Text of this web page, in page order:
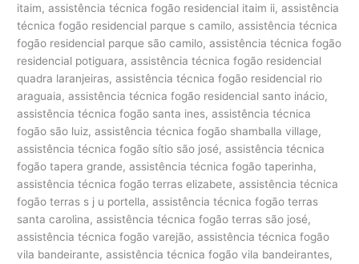
itaim, assistência técnica fogão residencial itaim ii, assistência
técnica fogão residencial parque s camilo, assistência técnica
fogão residencial parque são camilo, assistência técnica fogão
residencial potiguara, assistência técnica fogão residencial
quadra laranjeiras, assistência técnica fogão residencial rio
araguaia, assistência técnica fogão residencial santo inácio,
assistência técnica fogão santa ines, assistência técnica
fogão são luiz, assistência técnica fogão shamballa village,
assistência técnica fogão sítio são josé, assistência técnica
fogão tapera grande, assistência técnica fogão taperinha,
assistência técnica fogão terras elizabete, assistência técnica
fogão terras s j u portella, assistência técnica fogão terras
santa carolina, assistência técnica fogão terras são josé,
assistência técnica fogão varejão, assistência técnica fogão
vila bandeirante, assistência técnica fogão vila bandeirantes,